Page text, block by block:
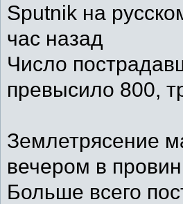
Sputnik на
час назад
Число
превысило 800,
Землетрясение
вечером в
Больше всего